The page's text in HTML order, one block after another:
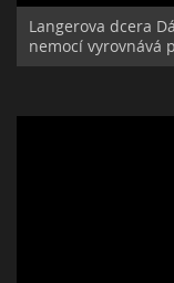
Langerova dcera
nemocí vyrovnává